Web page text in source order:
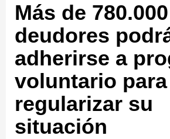
Más de 780.000
deudores
adherirse a
voluntario para
regularizar su
situación